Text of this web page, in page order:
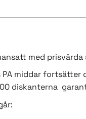
med prisvärda
PA middar fortsätter
diskanterna